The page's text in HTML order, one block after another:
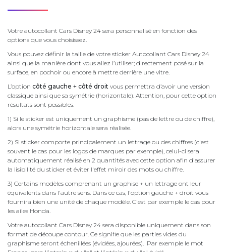
Votre autocollant Cars Disney 24 sera personnalisé en fonction des
options que vous choisissez.
Vous pouvez définir la taille de votre sticker Autocollant Cars Disney 24
ainsi que la manière dont vous allez l’utiliser; directement posé sur la
surface, en pochoir ou encore à mettre derrière une vitre.
L’option côté gauche + côté droit vous permettra d’avoir une version
classique ainsi que sa symétrie (horizontale). Attention, pour cette option
résultats sont possibles.
1) Si le sticker est uniquement un graphisme (pas de lettre ou de chiffre),
alors une symétrie horizontale sera réalisée.
2) Si sticker comporte principalement un lettrage ou des chiffres (c'est
souvent le cas pour les logos de marques par exemple), celui-ci sera
automatiquement réalisé en 2 quantités avec cette option afin d'assurer
la lisibilité du sticker et éviter l'effet miroir des mots ou chiffre.
3) Certains modèles comprenant un graphise + un lettrage ont leur
équivalents dans l'autre sens. Dans ce cas, l'option gauche + droit vous
fournira bien une unité de chaque modèle. C'est par exemple le cas pour
les ailes Honda.
Votre autocollant Cars Disney 24 sera disponible uniquement dans son
format de découpe contour. Ce signifie que les parties vides du
graphisme seront échenillées (évidées, ajourées). Par exemple le mot